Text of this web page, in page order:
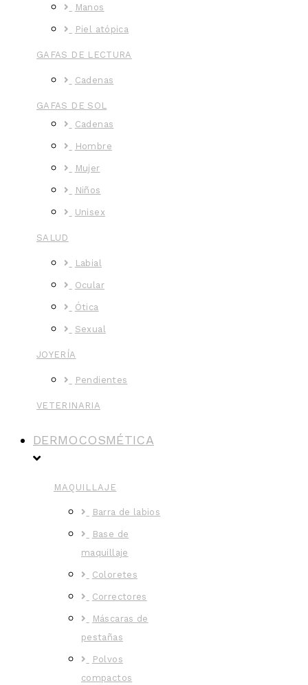
Manos
Piel atópica
GAFAS DE LECTURA
Cadenas
GAFAS DE SOL
Cadenas
Hombre
Mujer
Niños
Unisex
SALUD
Labial
Ocular
Ótica
Sexual
JOYERÍA
Pendientes
VETERINARIA
DERMOCOSMÉTICA
MAQUILLAJE
Barra de labios
Base de
maquillaje
Coloretes
Correctores
Máscaras de
pestañas
Polvos
compactos